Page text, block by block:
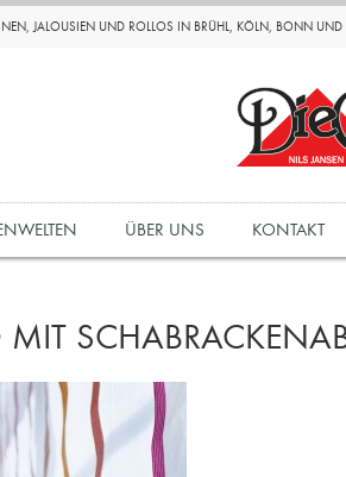
JALOUSIEN UND ROLLOS IN BRÜHL, KÖLN, BONN
ÜBER UNS KONTAKT
MIT